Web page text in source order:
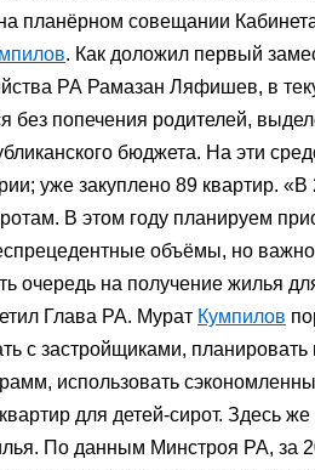
планёрном совещании
. Как доложил первый
РА Рамазан Ляфишев, в
без попечения родителей,
бюджета. На эти
уже закуплено 89 квартир.
В этом году планируем
объёмы, но
очередь на получение жилья
Глава РА. Мурат Кумпилов
с застройщиками,
использовать
для детей-сирот. Здесь
По данным Минстроя РА, за